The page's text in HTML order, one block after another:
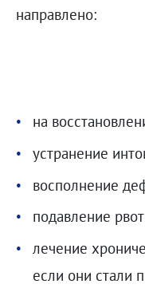
направлено:
на
устранение
восполнение
подавление
лечение
если они стали